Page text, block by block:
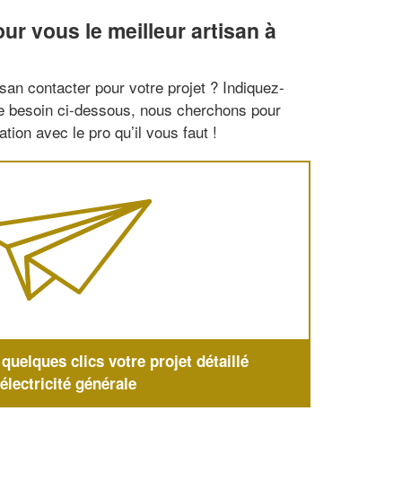
vous le meilleur artisan à
contacter pour votre projet ? Indiquez-
besoin ci-dessous, nous cherchons pour
avec le pro qu’il vous faut !
clics votre projet détaillé
générale